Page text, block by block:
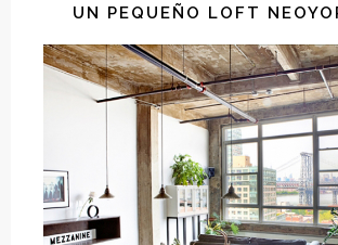
UN PEQUEÑO LOFT